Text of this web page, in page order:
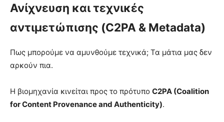
Ανίχνευση και τεχνικές
αντιμετώπισης (C2PA & Metadata)
Πως μπορούμε να αμυνθούμε τεχνικά; Τα μάτια μας δεν
αρκούν πια.
Η βιομηχανία κινείται προς το πρότυπο C2PA (Coalition
for Content Provenance and Authenticity).